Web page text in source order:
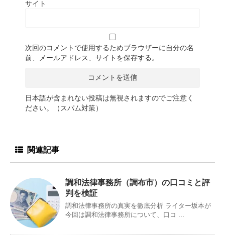
サイト
次回のコメントで使用するためブラウザーに自分の名
前、メールアドレス、サイトを保存する。
日本語が含まれない投稿は無視されますのでご注意く
ださい。（スパム対策）
関連記事
調和法律事務所（調布市）の口コミと評
判を検証
調和法律事務所の真実を徹底分析 ライター坂本が
今回は調和法律事務所について、口コ ...